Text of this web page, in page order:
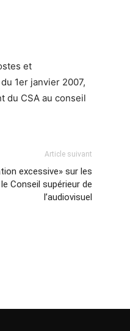
et
1er janvier 2007,
du CSA au conseil
Article suivant
excessive» sur les
Conseil supérieur de
l’audiovisuel